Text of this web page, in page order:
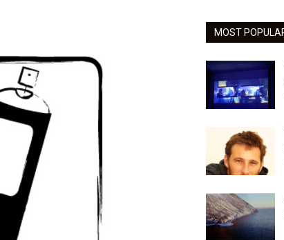
MOST